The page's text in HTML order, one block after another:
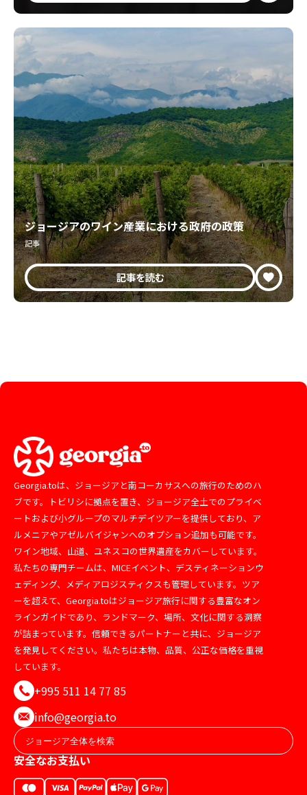
ジョージアのワイン産業における政府の政策
記事
記事を読む
Georgia.toは、ジョージアと南コーカサスへの旅行のためのハ
ブです。トビリシに拠点を置き、ジョージア全土でのプライベ
ートおよび小グループのマルチデイツアーを提供しており、ア
ルメニアやアゼルバイジャンへのオプション追加も可能です。
ワイン地域、山道、ユネスコの世界遺産をカバーしています。
私たちの専門チームは、MICEイベント、デスティネーションウ
ェディング、メディアロジスティクスも管理しています。ツア
ーを超えて、Georgia.toはジョージア旅行に関する豊富なオン
ラインガイドであり、ランドマーク、場所、文化に関する洞察
が詰まっています。信頼できるパートナーと共に、ジョージア
を発見してください。私たちは本物、品質、公正な価格を重視
しています。
+995 511 14 77 85
info@georgia.to
安全なお支払い